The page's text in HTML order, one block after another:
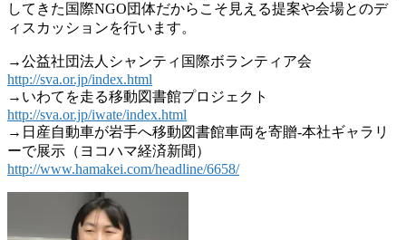
してきた国際NGO団体だからこそ見える提案や会場とのデ
ィスカッションを行います。
→公益社団法人シャンティ国際ボランティア会
http://sva.or.jp/index.html
→いわてを走る移動図書館プロジェクト
http://sva.or.jp/iwate/index.html
→日産自動車が岩手へ移動図書館車両を寄贈-本社ギャラリ
ーで展示（ヨコハマ経済新聞）
http://www.hamakei.com/headline/6658/